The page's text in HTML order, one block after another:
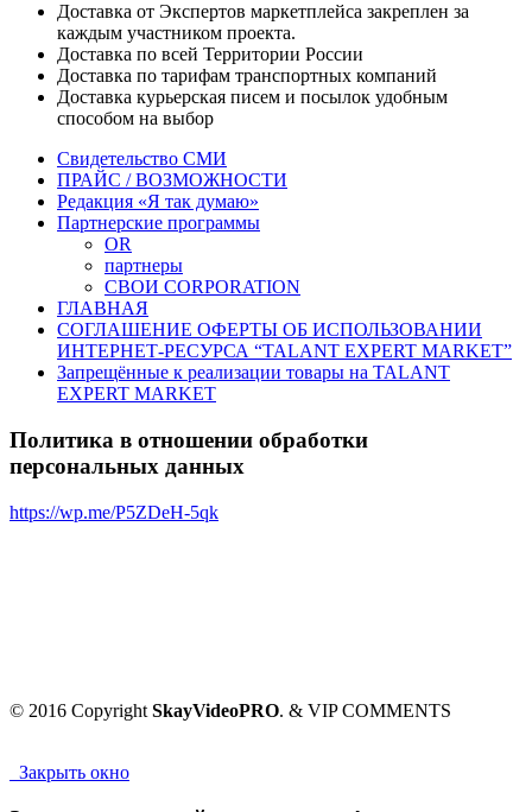
Доставка от Экспертов маркетплейса закреплен за
каждым участником проекта.
Доставка по всей Территории России
Доставка по тарифам транспортных компаний
Доставка курьерская писем и посылок удобным
способом на выбор
Свидетельство СМИ
ПРАЙС / ВОЗМОЖНОСТИ
Редакция «Я так думаю»
Партнерские программы
OR
партнеры
СВОИ CORPORATION
ГЛАВНАЯ
СОГЛАШЕНИЕ ОФЕРТЫ ОБ ИСПОЛЬЗОВАНИИ
ИНТЕРНЕТ-РЕСУРСА “TALANT EXPERT MARKET”
Запрещённые к реализации товары на TALANT
EXPERT MARKET
Политика в отношении обработки
персональных данных
https://wp.me/P5ZDeH-5qk
© 2016 Copyright SkayVideoPRO. & VIP COMMENTS
Закрыть окно